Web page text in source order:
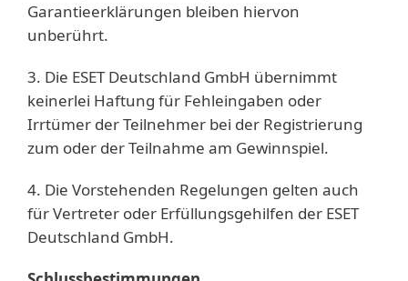
Garantieerklärungen bleiben hiervon
unberührt.
3. Die ESET Deutschland GmbH übernimmt
keinerlei Haftung für Fehleingaben oder
Irrtümer der Teilnehmer bei der Registrierung
zum oder der Teilnahme am Gewinnspiel.
4. Die Vorstehenden Regelungen gelten auch
für Vertreter oder Erfüllungsgehilfen der ESET
Deutschland GmbH.